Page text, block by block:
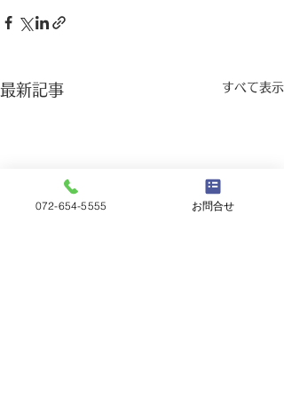
最新記事 すべて表示
072-654-5555 お問合せ